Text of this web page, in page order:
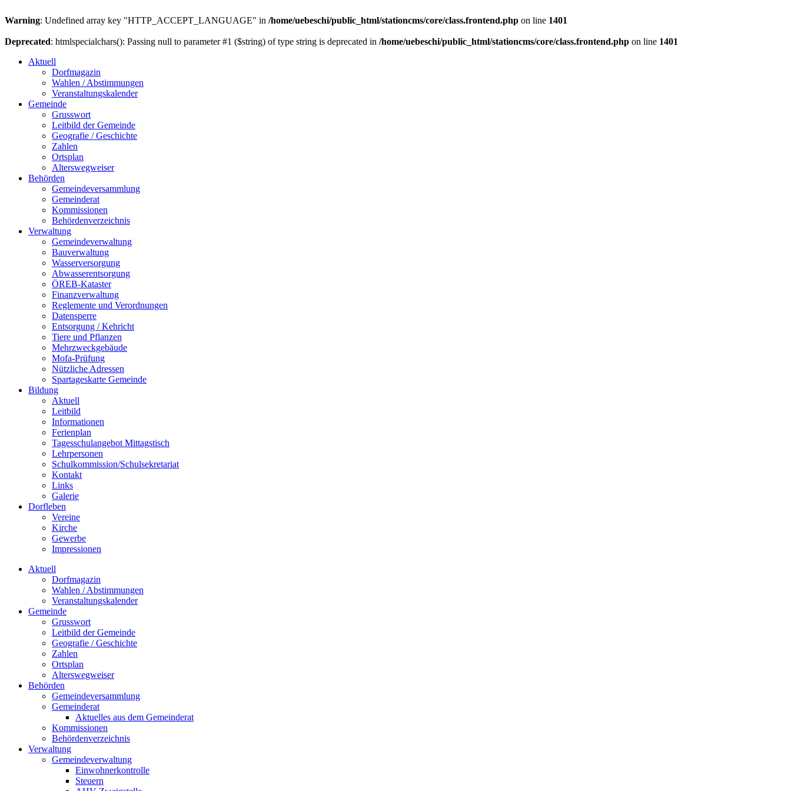
Warning: Undefined array key "HTTP_ACCEPT_LANGUAGE" in /home/uebeschi/public_html/stationcms/core/class.frontend.php on line 1401
Deprecated: htmlspecialchars(): Passing null to parameter #1 ($string) of type string is deprecated in /home/uebeschi/public_html/stationcms/core/class.frontend.php on line 1401
Aktuell
Dorfmagazin
Wahlen / Abstimmungen
Veranstaltungskalender
Gemeinde
Grusswort
Leitbild der Gemeinde
Geografie / Geschichte
Zahlen
Ortsplan
Alterswegweiser
Behörden
Gemeindeversammlung
Gemeinderat
Kommissionen
Behördenverzeichnis
Verwaltung
Gemeindeverwaltung
Bauverwaltung
Wasserversorgung
Abwasserentsorgung
ÖREB-Kataster
Finanzverwaltung
Reglemente und Verordnungen
Datensperre
Entsorgung / Kehricht
Tiere und Pflanzen
Mehrzweckgebäude
Mofa-Prüfung
Nützliche Adressen
Spartageskarte Gemeinde
Bildung
Aktuell
Leitbild
Informationen
Ferienplan
Tagesschulangebot Mittagstisch
Lehrpersonen
Schulkommission/Schulsekretariat
Kontakt
Links
Galerie
Dorfleben
Vereine
Kirche
Gewerbe
Impressionen
Aktuell
Dorfmagazin
Wahlen / Abstimmungen
Veranstaltungskalender
Gemeinde
Grusswort
Leitbild der Gemeinde
Geografie / Geschichte
Zahlen
Ortsplan
Alterswegweiser
Behörden
Gemeindeversammlung
Gemeinderat
Aktuelles aus dem Gemeinderat
Kommissionen
Behördenverzeichnis
Verwaltung
Gemeindeverwaltung
Einwohnerkontrolle
Steuern